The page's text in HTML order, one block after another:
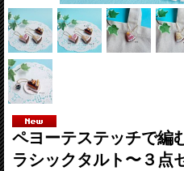
ペヨーテステッチで編
ラシックタルト〜３点